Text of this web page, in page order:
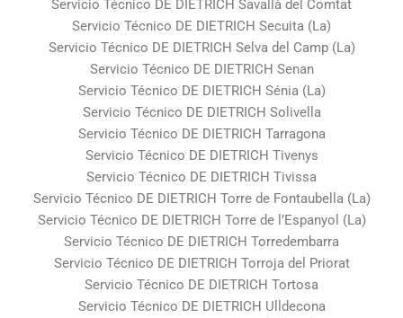
Servicio Técnico DE DIETRICH Savallà del Comtat
Servicio Técnico DE DIETRICH Secuita (La)
Servicio Técnico DE DIETRICH Selva del Camp (La)
Servicio Técnico DE DIETRICH Senan
Servicio Técnico DE DIETRICH Sénia (La)
Servicio Técnico DE DIETRICH Solivella
Servicio Técnico DE DIETRICH Tarragona
Servicio Técnico DE DIETRICH Tivenys
Servicio Técnico DE DIETRICH Tivissa
Servicio Técnico DE DIETRICH Torre de Fontaubella (La)
Servicio Técnico DE DIETRICH Torre de l’Espanyol (La)
Servicio Técnico DE DIETRICH Torredembarra
Servicio Técnico DE DIETRICH Torroja del Priorat
Servicio Técnico DE DIETRICH Tortosa
Servicio Técnico DE DIETRICH Ulldecona